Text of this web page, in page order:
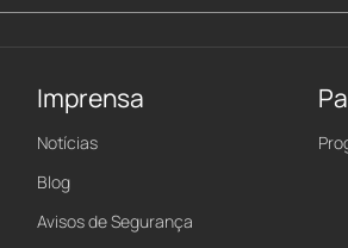
Imprensa
Notícias
Blog
Avisos de Segurança